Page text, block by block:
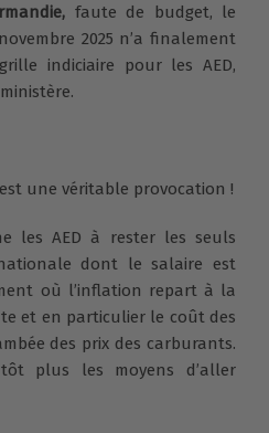
faute de budget, le
2025 n’a finalement
indiciaire pour les AED,
une véritable provocation !
les AED à rester les seuls
dont le salaire est
où l’inflation repart à la
et en particulier le coût des
des prix des carburants.
plus les moyens d’aller